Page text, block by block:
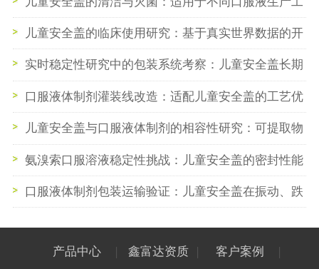
艺的预处理方案
儿童安全盖的临床使用研究：基于真实世界数据的开
启成功率与患者依从性分析
实时稳定性研究中的包装系统考察：儿童安全盖长期
性能数据解读
口服液体制剂灌装线改造：适配儿童安全盖的工艺优
化与设备选型
儿童安全盖与口服液体制剂的相容性研究：可提取物
与浸出物评估要点
氨溴索口服溶液稳定性挑战：儿童安全盖的密封性能
如何影响药物有效期？
口服液体制剂包装运输验证：儿童安全盖在振动、跌
产品中心 鑫富达资质 客户案例